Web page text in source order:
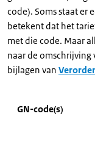
code). Soms staat er
betekent dat het
met die code. Maar
naar de omschrijving
bijlagen van
GN-code(s)